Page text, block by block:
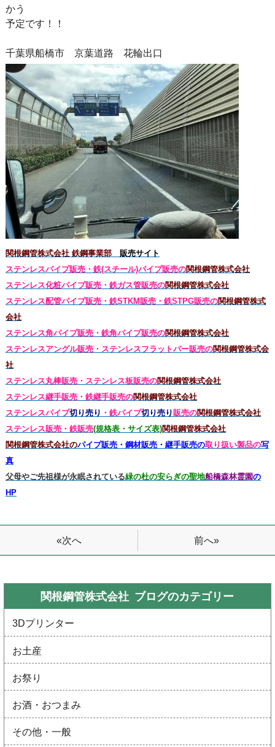
かう
予定です！！
千葉県船橋市 京葉道路 花輪出口
関根鋼管株式会社 鉄鋼事業部 販売サイト
ステンレスパイプ販売・鉄(スチール)パイプ販売の関根鋼管株式会社
ステンレス化粧パイプ販売・鉄ガス管販売の関根鋼管株式会社
ステンレス配管パイプ販売・鉄STKM販売・鉄STPG販売の関根鋼管株式
会社
ステンレス角パイプ販売・鉄角パイプ販売の関根鋼管株式会社
ステンレスアングル販売・ ステンレスフラットバー販売の関根鋼管株式会
社
ステンレス丸棒販売・ ステンレス板販売の関根鋼管株式会社
ステンレス継手販売・鉄継手販売の関根鋼管株式会社
ステンレスパイプ切り売り ・鉄パイプ切り売り 販売の関根鋼管株式会社
ステンレス販売・鉄販売(規格表・サイズ表)関根鋼管株式会社
関根鋼管株式会社のパイプ販売・鋼材販売・継手販売の取り扱い製品の写
真
父母やご先祖様が永眠されている緑の杜の安らぎの聖地船橋森林霊園の
HP
«次へ 前へ»
関根鋼管株式会社 ブログのカテゴリー
3Dプリンター
お土産
お祭り
お酒・おつまみ
その他・一般